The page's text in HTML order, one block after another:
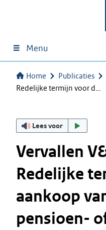
Menu
Home Publicaties
Redelijke termijn voor d…
Lees voor
Vervallen
Redelijke
aankoop
pensioen-